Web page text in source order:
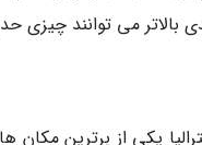
چیزی حدود 92,000 دلار در سال کسب عایدی
یکی از برترین مکان